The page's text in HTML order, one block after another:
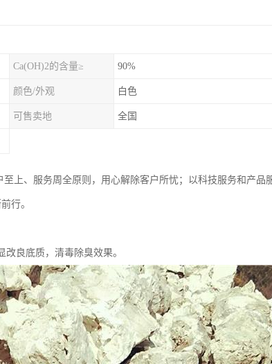
Ca(OH)2的含量≥ 90%
颜色/外观 白色
可售卖地 全国
上、服务周全原则，用心解除客户所忧；以科技服务和产品
行。
良底质，清毒除臭效果。